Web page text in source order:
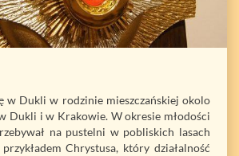
w Dukli w rodzinie mieszczańskiej okolo
Dukli i w Krakowie. W okresie młodości
na pustelni w pobliskich lasach
Chrystusa, który działalność